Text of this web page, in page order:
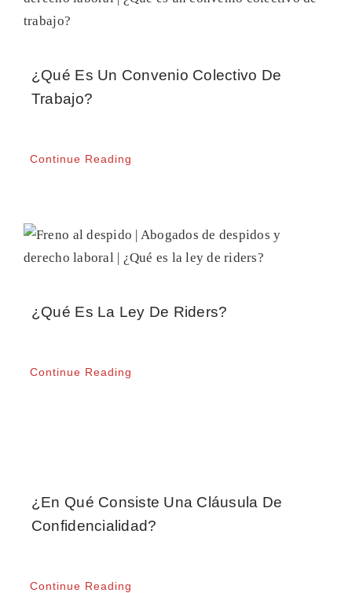
CONTACTO
¿Qué Es Un Convenio Colectivo De
Trabajo?
Continue Reading
¿Qué Es La Ley De Riders?
Continue Reading
¿En Qué Consiste Una Cláusula De
Confidencialidad?
Continue Reading